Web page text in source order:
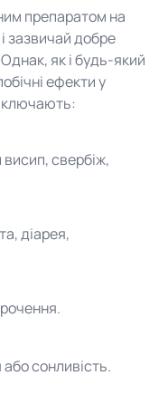
препаратом на
зазвичай добре
як і будь-який
ефекти у
висип, свербіж,
діарея,
сонливість.